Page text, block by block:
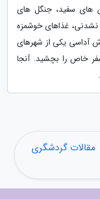
های سفید، جنگل های
غذاهای خوشمزه
آداسی یکی از شهرهای
خاص را بچشید. آنجا
مقالات گردشگری